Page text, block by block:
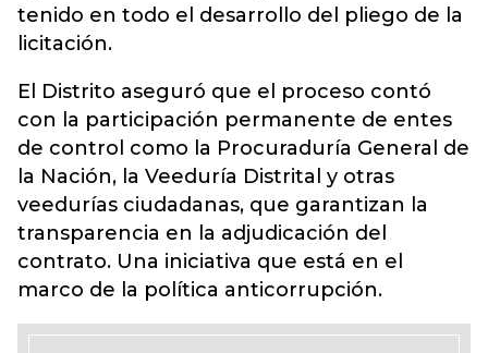
tenido en todo el desarrollo del pliego de la
licitación.
El Distrito aseguró que el proceso contó
con la participación permanente de entes
de control como la Procuraduría General de
la Nación, la Veeduría Distrital y otras
veedurías ciudadanas, que garantizan la
transparencia en la adjudicación del
contrato. Una iniciativa que está en el
marco de la política anticorrupción.